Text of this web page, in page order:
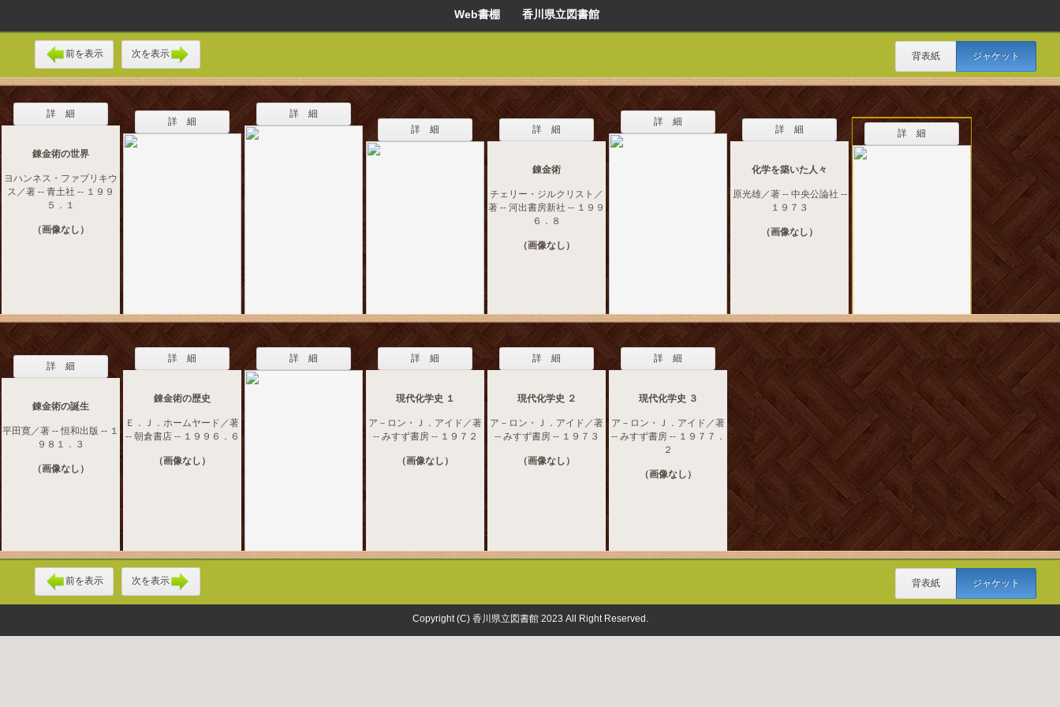
Web書棚 香川県立図書館
前を表示 次を表示 背表紙 ジャケット
詳 細
錬金術の世界
ヨハンネス・ファブリキウ
ス／著 -- 青土社 -- １９９
５．１
（画像なし）
詳 細
詳 細
詳 細
詳 細
錬金術
チェリー・ジルクリスト／
著 -- 河出書房新社 -- １９９
６．８
（画像なし）
詳 細
詳 細
化学を築いた人々
原光雄／著 -- 中央公論社 --
１９７３
（画像なし）
詳 細
詳 細
錬金術の誕生
平田寛／著 -- 恒和出版 -- １
９８１．３
（画像なし）
詳 細
錬金術の歴史
Ｅ．Ｊ．ホームヤード／著
-- 朝倉書店 -- １９９６．６
（画像なし）
詳 細 詳 細
現代化学史 １
ア－ロン・Ｊ．アイド／著
-- みすず書房 -- １９７２
（画像なし）
詳 細
現代化学史 ２
ア－ロン・Ｊ．アイド／著
-- みすず書房 -- １９７３
（画像なし）
詳 細
現代化学史 ３
ア－ロン・Ｊ．アイド／著
-- みすず書房 -- １９７７．
２
（画像なし）
前を表示 次を表示 背表紙 ジャケット
Copyright (C) 香川県立図書館 2023 All Right Reserved.